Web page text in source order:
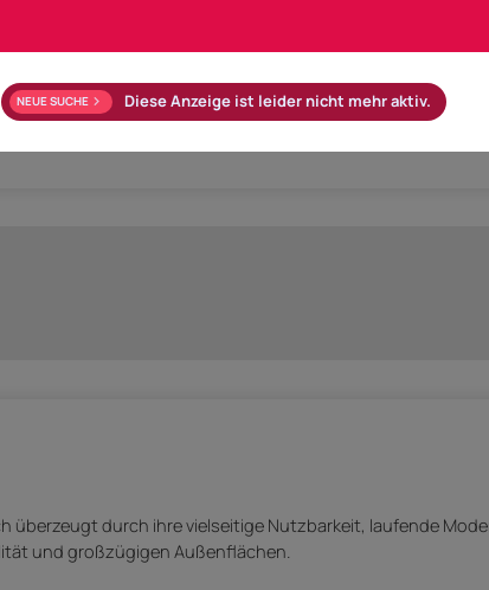
Gartennutzung WG-geeignet
überzeugt durch ihre vielseitige Nutzbarkeit, laufende
und großzügigen Außenflächen.
NEUE SUCHE Diese Anzeige ist leider nicht mehr aktiv.